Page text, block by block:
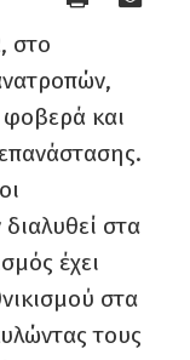
στο
φοβερά και
στα
έχει
στα
τους